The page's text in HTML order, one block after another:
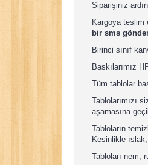
Siparişiniz
Kargoya teslim
bir sms
Birinci sınıf
Baskılarımız
Tüm tablolar
Tablolarımızı
aşamasına
Tabloların
Kesinlikle
Tabloları nem,